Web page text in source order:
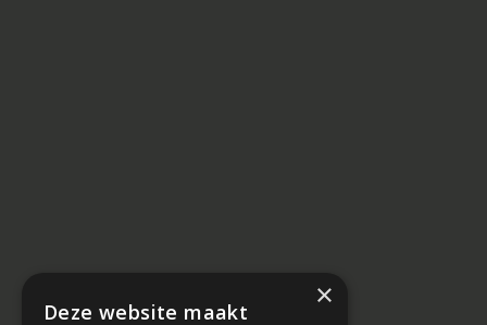
×
Deze website maakt